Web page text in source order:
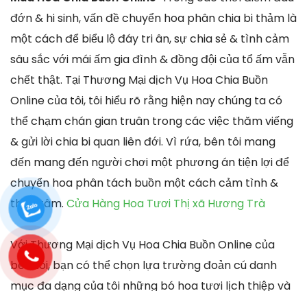
đớn & hi sinh, vấn đề chuyển hoa phân chia bi thảm là
một cách để biểu lộ đáy tri ân, sự chia sẻ & tình cảm
sâu sắc với mái ấm gia đình & đồng đội của tổ ấm vẫn
chết thật. Tại Thương Mại dịch Vụ Hoa Chia Buồn
Online của tôi, tôi hiểu rõ rằng hiện nay chúng ta có
thể chạm chán gian truân trong các việc thăm viếng
& gửi lời chia bi quan liên đới. Vì rứa, bên tôi mang
đến mang đến người chơi một phương án tiện lợi để
chuyển hoa phân tách buồn một cách cảm tình &
thực tâm. Cửa Hàng Hoa Tươi Thị xã Hương Trà
Với Thương Mại dịch Vụ Hoa Chia Buồn Online của
bên tôi, bạn có thể chọn lựa trường đoản cú danh
mục đa dạng của tôi những bó hoa tươi lịch thiệp và